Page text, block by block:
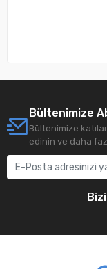
Bültenimize
Bültenimize
edinin ve daha